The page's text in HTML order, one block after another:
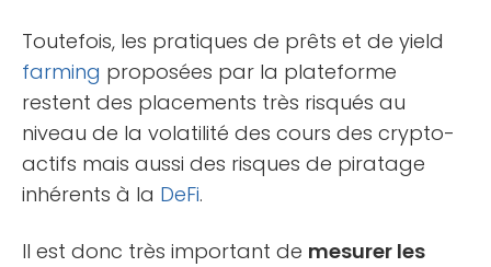
Toutefois, les pratiques de prêts et de yield
farming proposées par la plateforme
restent des placements très risqués au
niveau de la volatilité des cours des crypto-
actifs mais aussi des risques de piratage
inhérents à la DeFi.
Il est donc très important de mesurer les